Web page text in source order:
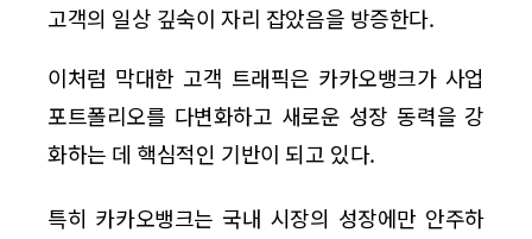
고객의 일상 깊숙이 자리 잡았음을 방증한다.
이처럼 막대한 고객 트래픽은 카카오뱅크가 사업
포트폴리오를 다변화하고 새로운 성장 동력을 강
화하는 데 핵심적인 기반이 되고 있다.
특히 카카오뱅크는 국내 시장의 성장에만 안주하